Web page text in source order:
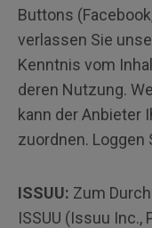
Buttons
verlassen Sie
Kenntnis vom
deren Nutzung.
kann der Anbieter
zuordnen. Loggen
ISSUU: Zum
ISSUU (Issuu Inc.,